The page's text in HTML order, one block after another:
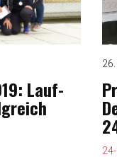
Lauf-